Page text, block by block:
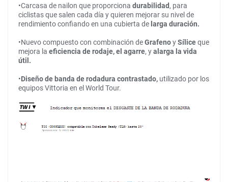
•Carcasa de nailon que proporciona durabilidad , para
ciclistas que salen cada día y quieren mejorar su nivel de
rendimiento confiando en una cubierta de larga duración.
•Nuevo compuesto con combinación deGrafenoySíliceque
mejora la eficiencia derodaje, el agarre, yalarga la vida
útil.
•Diseño de banda derodadura contrastado, utilizado por los
equipos Vittoria en el World Tour.